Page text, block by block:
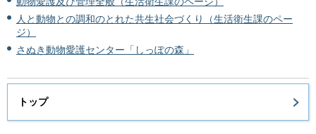
人と動物との調和のとれた共生社会づくり（生活衛生課のペー
ジ）
さぬき動物愛護センター「しっぽの森」
トップ